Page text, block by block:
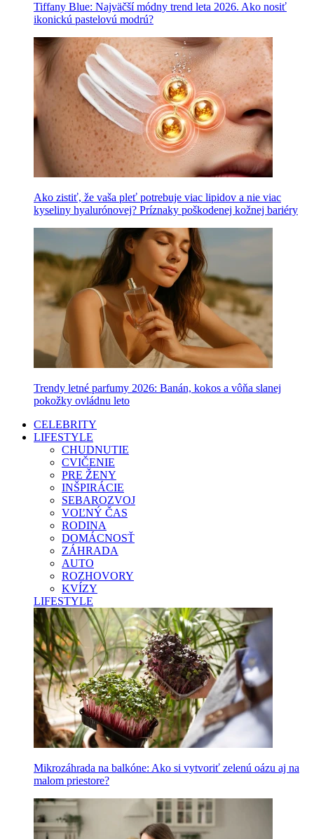
Tiffany Blue: Najväčší módny trend leta 2026. Ako nosiť
ikonickú pastelovú modrú?
Ako zistiť, že vaša pleť potrebuje viac lipidov a nie viac
kyseliny hyalurónovej? Príznaky poškodenej kožnej bariéry
Trendy letné parfumy 2026: Banán, kokos a vôňa slanej
pokožky ovládnu leto
CELEBRITY
LIFESTYLE
CHUDNUTIE
CVIČENIE
PRE ŽENY
INŠPIRÁCIE
SEBAROZVOJ
VOĽNÝ ČAS
RODINA
DOMÁCNOSŤ
ZÁHRADA
AUTO
ROZHOVORY
KVÍZY
LIFESTYLE
Mikrozáhrada na balkóne: Ako si vytvoriť zelenú oázu aj na
malom priestore?